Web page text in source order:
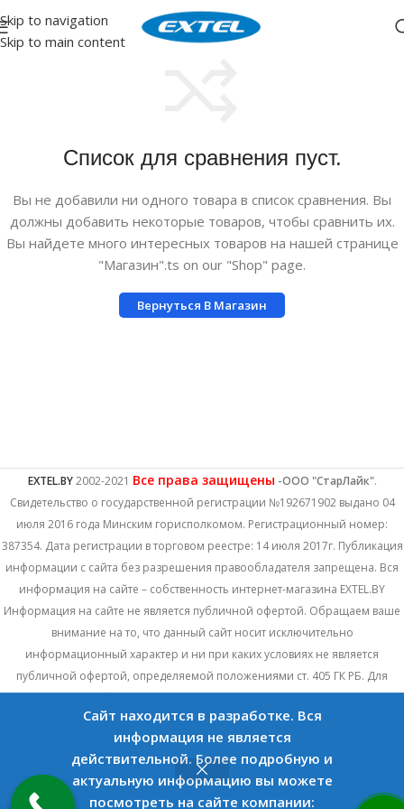
Сайт находится в разработке. Вся
информация не является
действительной. Более подробную и
актуальную информацию вы можете
посмотреть на сайте компании:
Skip to navigation
Skip to main content
Список для сравнения пуст.
Вы не добавили ни одного товара в список сравнения. Вы
должны добавить некоторые товаров, чтобы сравнить их.
Вы найдете много интересных товаров на нашей странице
"Магазин".ts on our "Shop" page.
Вернуться В Магазин
EXTEL.BY2002-2021 Все права защищены -ООО "СтарЛайк".
Свидетельство о государственной регистрации №192671902 выдано 04
июля 2016 года Минским горисполкомом. Регистрационный номер:
387354. Дата регистрации в торговом реестре: 14 июля 2017г. Публикация
информации с сайта без разрешения правообладателя запрещена. Вся
информация на сайте – собственность интернет-магазина EXTEL.BY
Информация на сайте не является публичной офертой. Обращаем ваше
внимание на то, что данный сайт носит исключительно
информационный характер и ни при каких условиях не является
публичной офертой, определяемой положениями ст. 405 ГК РБ. Для
получения подробной информации о наличии и стоимости указанных
товаров и (или) услуг, пожалуйста, обращайтесь к менеджеру сайта с
помощью специальной формы связи или по телефонам, указанных в
контактах.